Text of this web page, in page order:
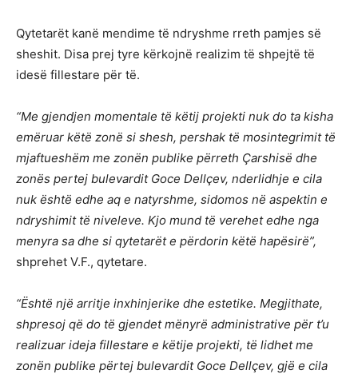
Qytetarët kanë mendime të ndryshme rreth pamjes së
sheshit. Disa prej tyre kërkojnë realizim të shpejtë të
idesë fillestare për të.
“Me gjendjen momentale të këtij projekti nuk do ta kisha
emëruar këtë zonë si shesh, pershak të mosintegrimit të
mjaftueshëm me zonën publike përreth Çarshisë dhe
zonës pertej bulevardit Goce Dellçev, nderlidhje e cila
nuk është edhe aq e natyrshme, sidomos në aspektin e
ndryshimit të niveleve. Kjo mund të verehet edhe nga
menyra sa dhe si qytetarët e përdorin këtë hapësirë”,
shprehet V.F., qytetare.
“Është një arritje inxhinjerike dhe estetike. Megjithate,
shpresoj që do të gjendet mënyrë administrative për t’u
realizuar ideja fillestare e këtije projekti, të lidhet me
zonën publike përtej bulevardit Goce Dellçev, gjë e cila